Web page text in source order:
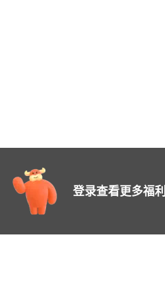
登录查看更多福